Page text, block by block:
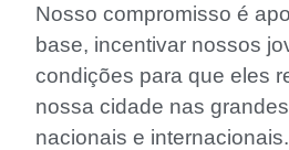
Nosso compromisso é
base, incentivar nossos
condições para que eles
nossa cidade nas
nacionais e